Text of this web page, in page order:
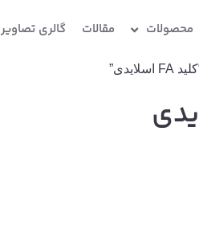
محصولات مقالات گالری تصاویر